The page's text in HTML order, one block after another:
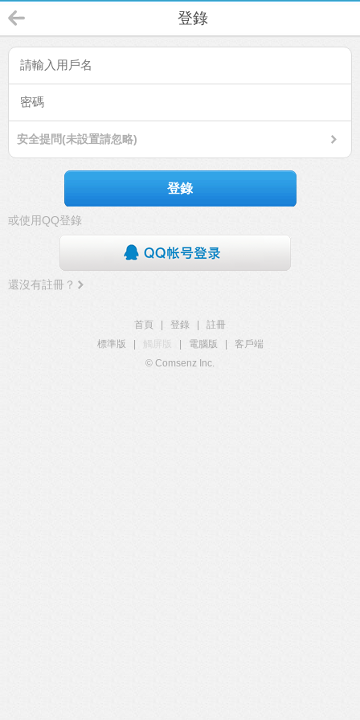
登錄
安全提問(未設置請忽略)
登錄
或使用QQ登錄
還沒有註冊？
首頁 登錄
註冊
標準版
觸屏版 電腦版
客戶端
© Comsenz Inc.